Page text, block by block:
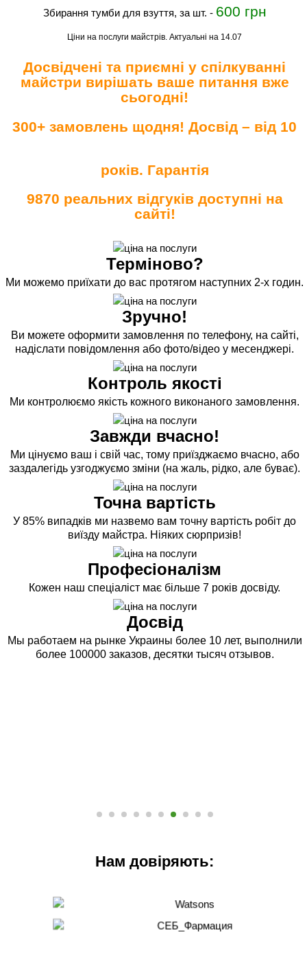
Збирання тумби для взуття, за шт. - 600 грн
Ціни на послуги майстрів. Актуальні на 14.07
Досвідчені та приємні у спілкуванні
майстри вирішать ваше питання вже
сьогодні!
300+ замовлень щодня! Досвід – від 10
років. Гарантія
9870 реальних відгуків доступні на
сайті!
Терміново?
Ми можемо приїхати до вас протягом наступних 2-х годин.
Зручно!
Ви можете оформити замовлення по телефону, на сайті,
надіслати повідомлення або фото/відео у месенджері.
Контроль якості
Ми контролюємо якість кожного виконаного замовлення.
Завжди вчасно!
Ми цінуємо ваш і свій час, тому приїзджаємо вчасно, або
заздалегідь узгоджуємо зміни (на жаль, рідко, але буває).
Точна вартість
У 85% випадків ми назвемо вам точну вартість робіт до
виїзду майстра. Ніяких сюрпризів!
Професіоналізм
Кожен наш спеціаліст має більше 7 років досвіду.
Досвід
Мы работаем на рынке Украины более 10 лет, выполнили
более 100000 заказов, десятки тысяч отзывов.
Нам довіряють: